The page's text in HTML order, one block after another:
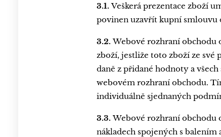
3.1.Veškerá prezentace zboží
povinen uzavřít kupní smlouvu
3.2.Webové rozhraní obchodu
zboží, jestliže toto zboží ze své
daně z přidané hodnoty a
webovém rozhraní obchodu.
individuálně sjednaných
3.3.Webové rozhraní obchodu
nákladech spojených s